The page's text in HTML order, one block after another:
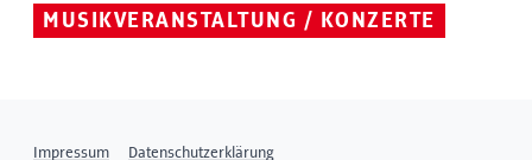
MUSIKVERANSTALTUNG / KONZERTE
Impressum Datenschutzerklärung